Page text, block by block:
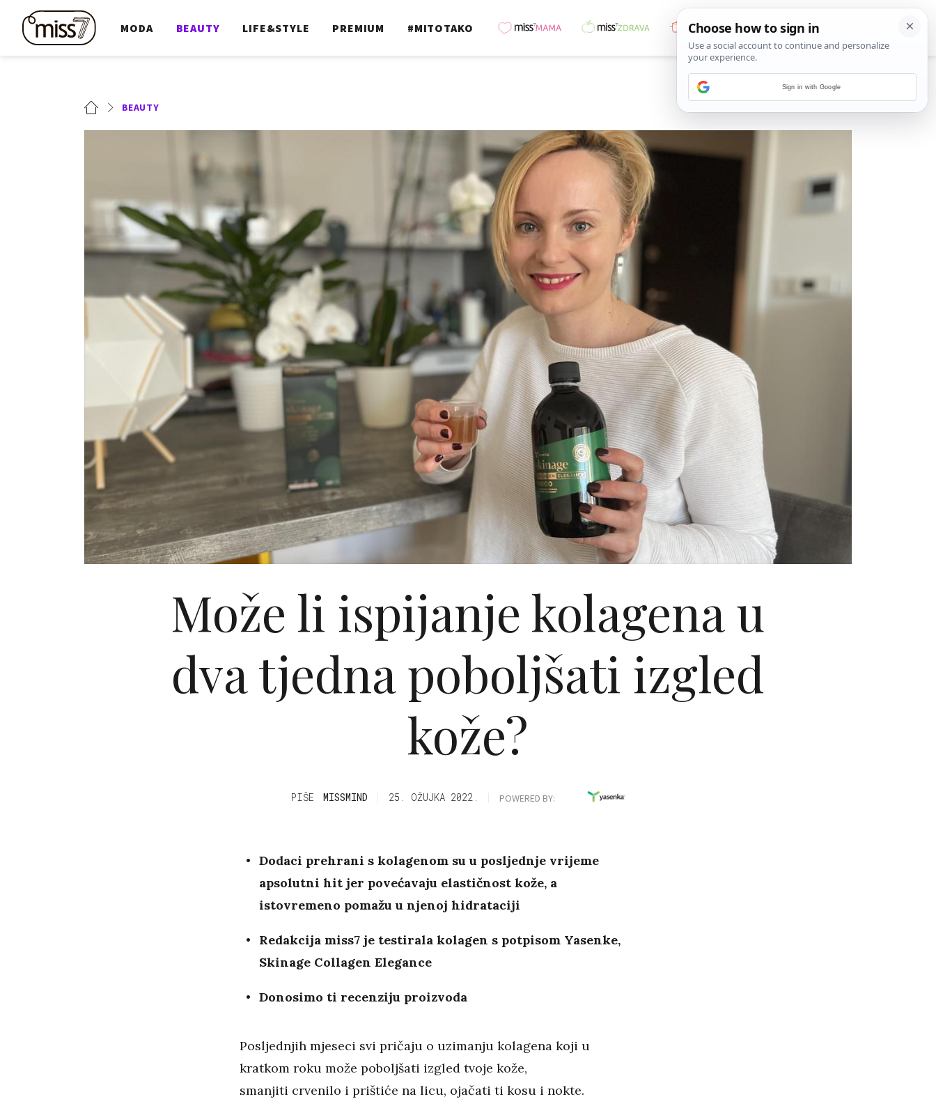
MODA BEAUTY LIFE&STYLE PREMIUM #MITOTAKO
BEAUTY
Može li ispijanje kolagena u
dva tjedna poboljšati izgled
kože?
PIŠE MISSMIND 25. OŽUJKA 2022. POWERED BY:
Dodaci prehrani s kolagenom su u posljednje vrijeme
apsolutni hit jer povećavaju elastičnost kože, a
istovremeno pomažu u njenoj hidrataciji
Redakcija miss7 je testirala kolagen s potpisom Yasenke,
Skinage Collagen Elegance
Donosimo ti recenziju proizvoda
Posljednjih mjeseci svi pričaju o uzimanju kolagena koji u
kratkom roku može poboljšati izgled tvoje kože,
smanjiti crvenilo i prištiće na licu, ojačati ti kosu i nokte.
Sign in with Google